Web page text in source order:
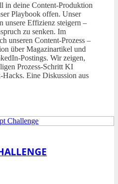
in deine Content-Produktion
Playbook offen. Unser
unsere Effizienz steigern –
zu senken. Im
unseren Content-Prozess –
über Magazinartikel und
Postings. Wir zeigen,
Prozess-Schritt KI
Eine Diskussion aus